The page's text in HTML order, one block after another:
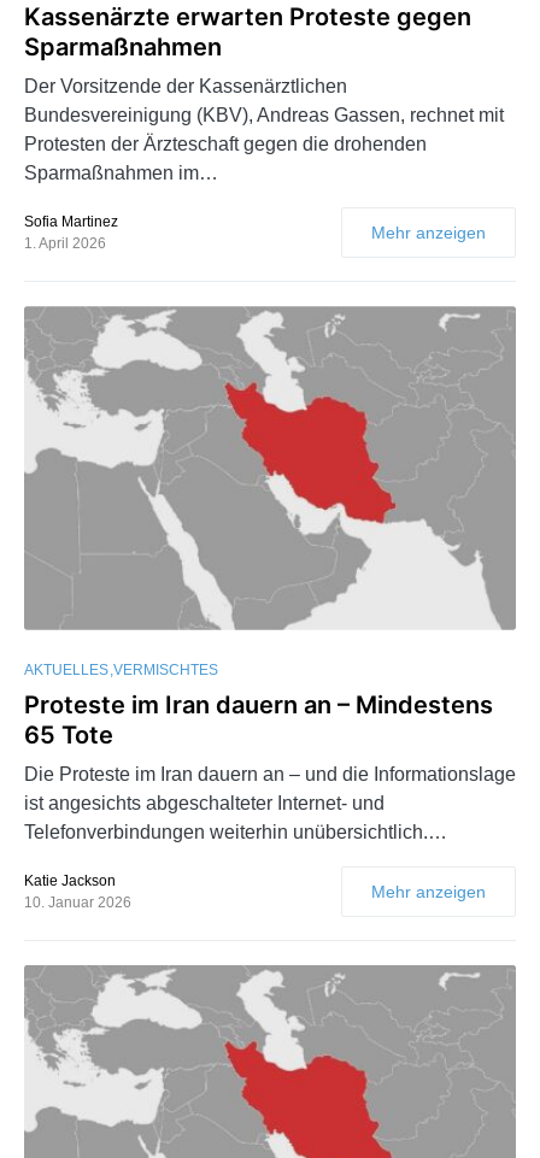
Kassenärzte erwarten Proteste gegen
Sparmaßnahmen
Der Vorsitzende der Kassenärztlichen
Bundesvereinigung (KBV), Andreas Gassen, rechnet mit
Protesten der Ärzteschaft gegen die drohenden
Sparmaßnahmen im…
Sofia Martinez
1. April 2026
Mehr anzeigen
AKTUELLES VERMISCHTES
Proteste im Iran dauern an – Mindestens
65 Tote
Die Proteste im Iran dauern an – und die Informationslage
ist angesichts abgeschalteter Internet- und
Telefonverbindungen weiterhin unübersichtlich.…
Katie Jackson
10. Januar 2026
Mehr anzeigen